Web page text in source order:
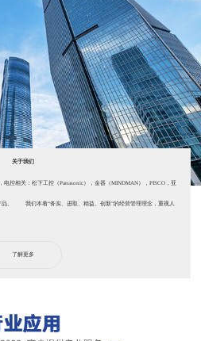
关于我们
相关：松下工控（Panasonic），金器（MINDMAN），PISCO，亚
品。 我们本着“务实、进取、精益、创新”的经营管理理念，重视人
了解更多